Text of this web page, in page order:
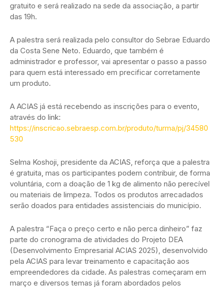
gratuito e será realizado na sede da associação, a partir
das 19h.
A palestra será realizada pelo consultor do Sebrae Eduardo
da Costa Sene Neto. Eduardo, que também é
administrador e professor, vai apresentar o passo a passo
para quem está interessado em precificar corretamente
um produto.
A ACIAS já está recebendo as inscrições para o evento,
através do link:
https://inscricao.sebraesp.com.br/produto/turma/pj/34580
530
Selma Koshoji, presidente da ACIAS, reforça que a palestra
é gratuita, mas os participantes podem contribuir, de forma
voluntária, com a doação de 1 kg de alimento não perecível
ou materiais de limpeza. Todos os produtos arrecadados
serão doados para entidades assistenciais do município.
A palestra “Faça o preço certo e não perca dinheiro” faz
parte do cronograma de atividades do Projeto DEA
(Desenvolvimento Empresarial ACIAS 2025), desenvolvido
pela ACIAS para levar treinamento e capacitação aos
empreendedores da cidade. As palestras começaram em
março e diversos temas já foram abordados pelos